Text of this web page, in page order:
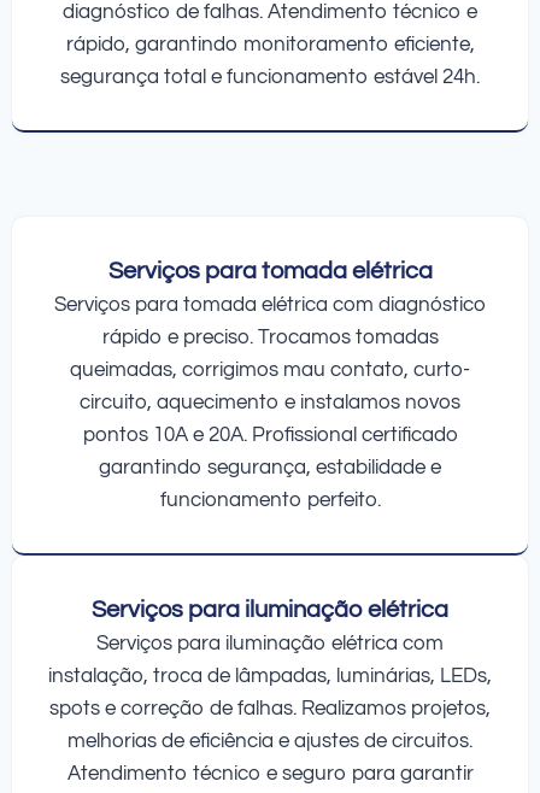
diagnóstico de falhas. Atendimento técnico e
rápido, garantindo monitoramento eficiente,
segurança total e funcionamento estável 24h.
Serviços para tomada elétrica
Serviços para tomada elétrica com diagnóstico
rápido e preciso. Trocamos tomadas
queimadas, corrigimos mau contato, curto-
circuito, aquecimento e instalamos novos
pontos 10A e 20A. Profissional certificado
garantindo segurança, estabilidade e
funcionamento perfeito.
Serviços para iluminação elétrica
Serviços para iluminação elétrica com
instalação, troca de lâmpadas, luminárias, LEDs,
spots e correção de falhas. Realizamos projetos,
melhorias de eficiência e ajustes de circuitos.
Atendimento técnico e seguro para garantir